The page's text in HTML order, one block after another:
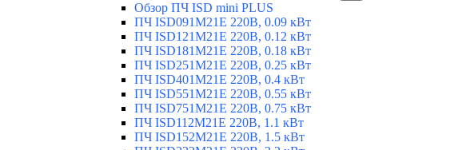
Обзор ПЧ ISD mini PLUS
ПЧ ISD091M21E 220В, 0.09 кВт
ПЧ ISD121M21E 220В, 0.12 кВт
ПЧ ISD181M21E 220В, 0.18 кВт
ПЧ ISD251M21E 220В, 0.25 кВт
ПЧ ISD401M21E 220В, 0.4 кВт
ПЧ ISD551M21E 220В, 0.55 кВт
ПЧ ISD751M21E 220В, 0.75 кВт
ПЧ ISD112M21E 220В, 1.1 кВт
ПЧ ISD152M21E 220В, 1.5 кВт